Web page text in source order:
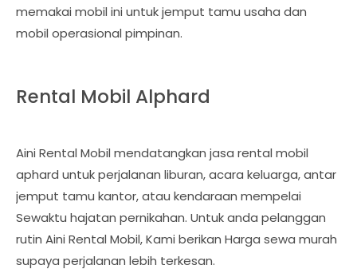
memakai mobil ini untuk jemput tamu usaha dan
mobil operasional pimpinan.
Rental Mobil Alphard
Aini Rental Mobil mendatangkan jasa rental mobil
aphard untuk perjalanan liburan, acara keluarga, antar
jemput tamu kantor, atau kendaraan mempelai
Sewaktu hajatan pernikahan. Untuk anda pelanggan
rutin Aini Rental Mobil, Kami berikan Harga sewa murah
supaya perjalanan lebih terkesan.